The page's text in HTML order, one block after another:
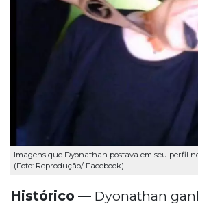
Imagens que Dyonathan postava em seu perfil
(Foto: Reprodução/ Facebook)
Histórico — Dyonathan